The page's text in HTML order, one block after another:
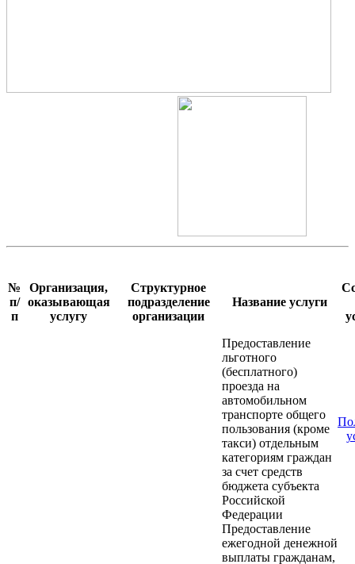
№
п/
п
Организация,
оказывающая
услугу
Структурное
подразделение
организации
Название услуги
Предоставление
льготного
(бесплатного)
проезда на
автомобильном
транспорте общего
пользования (кроме
такси) отдельным
категориям граждан
за счет средств
бюджета субъекта
Российской
Федерации
Предоставление
ежегодной денежной
выплаты гражданам,